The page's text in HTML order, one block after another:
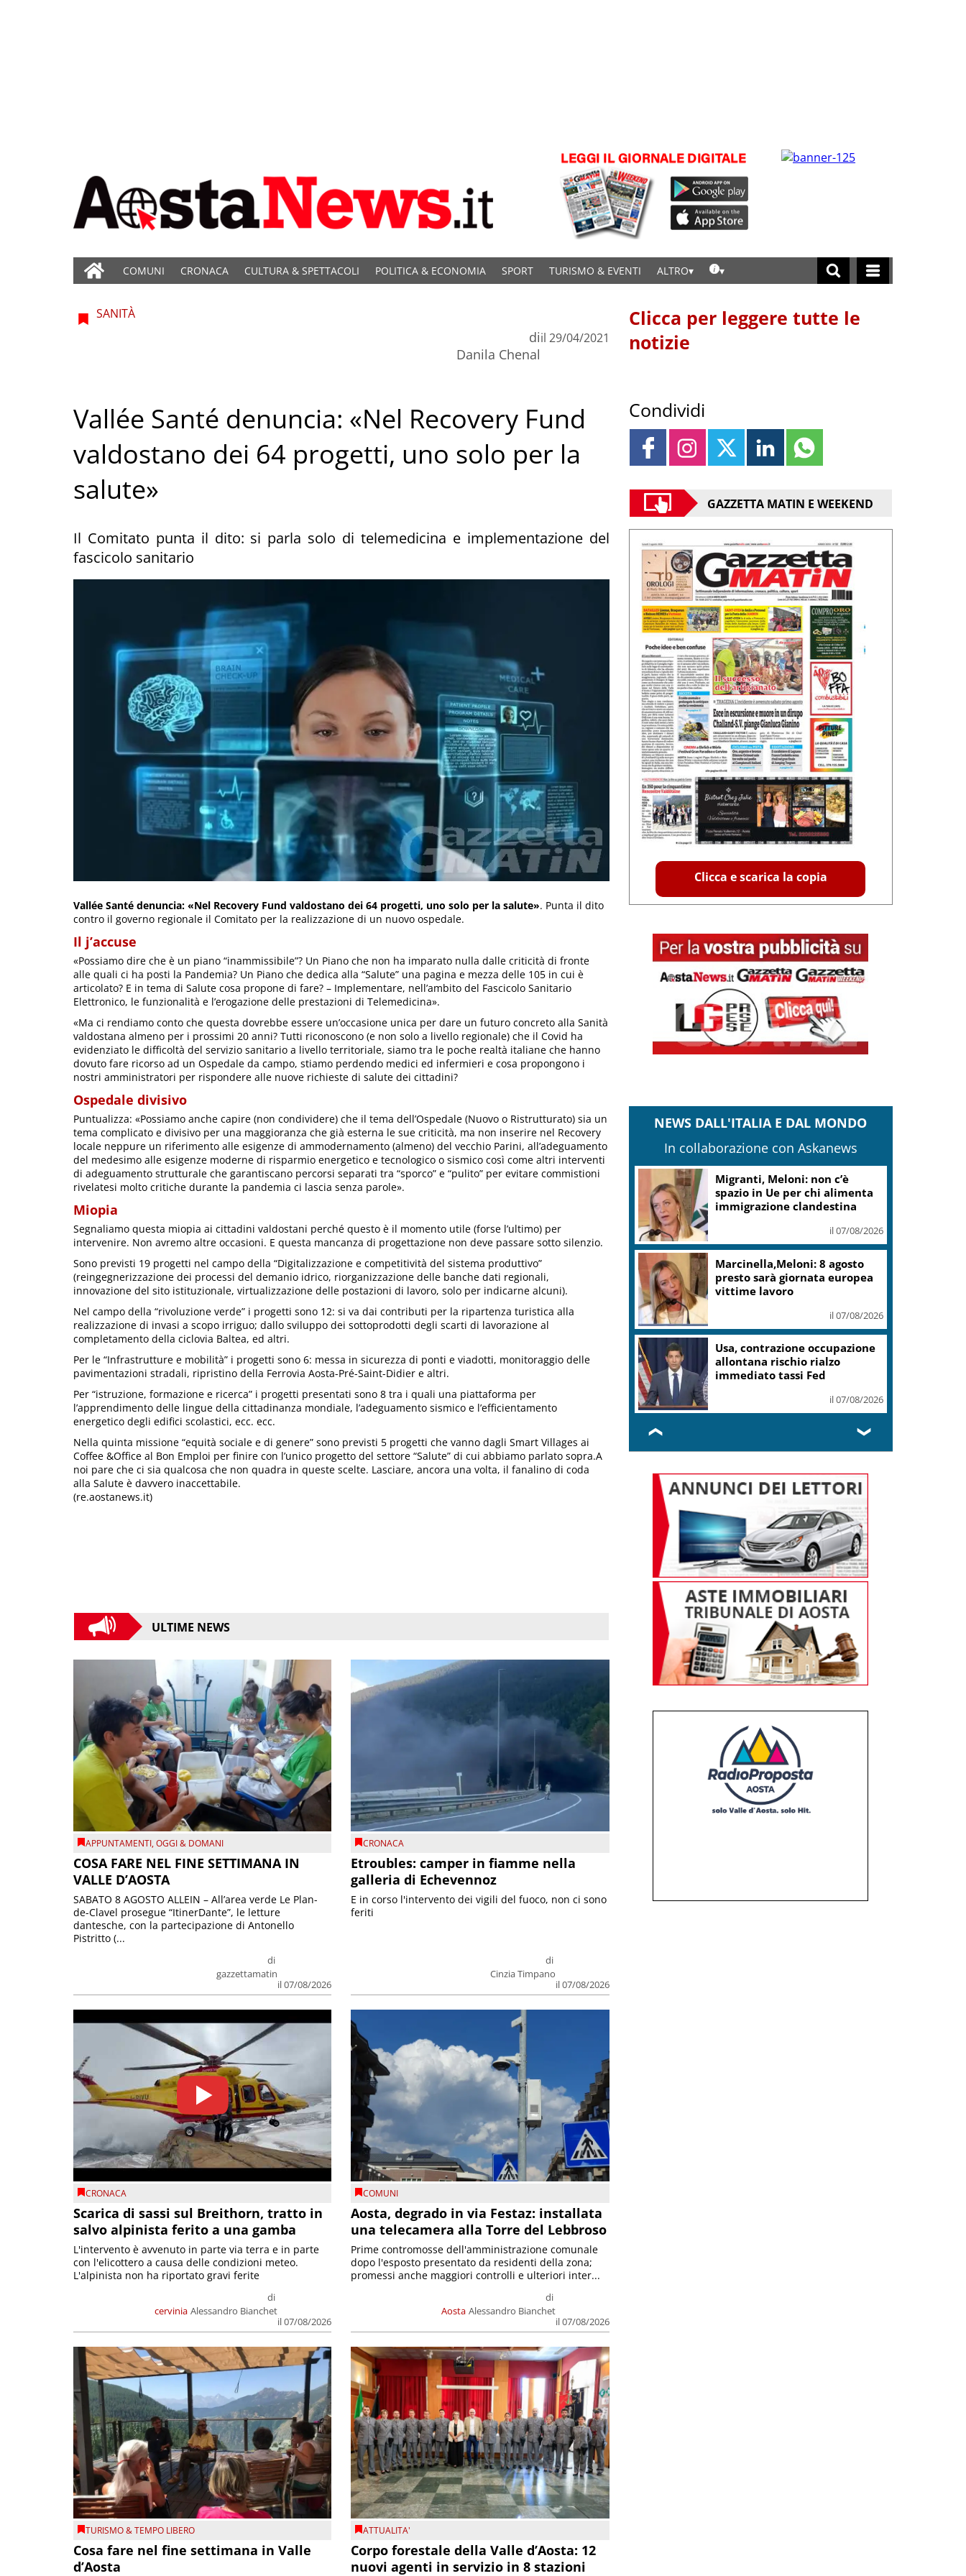
COMUNI CRONACA CULTURA & SPETTACOLI POLITICA & ECONOMIA SPORT TURISMO & EVENTI ALTRO
SANITÀ
di
Danila Chenal
il 29/04/2021
Vallée Santé denuncia: «Nel Recovery Fund
valdostano dei 64 progetti, uno solo per la
salute»
Il Comitato punta il dito: si parla solo di telemedicina e implementazione del
fascicolo sanitario
Vallée Santé denuncia: «Nel Recovery Fund valdostano dei 64 progetti, uno solo per la salute». Punta il dito
contro il governo regionale il Comitato per la realizzazione di un nuovo ospedale.
Il j’accuse
«Possiamo dire che è un piano “inammissibile”? Un Piano che non ha imparato nulla dalle criticità di fronte
alle quali ci ha posti la Pandemia? Un Piano che dedica alla “Salute” una pagina e mezza delle 105 in cui è
articolato? E in tema di Salute cosa propone di fare? – Implementare, nell’ambito del Fascicolo Sanitario
Elettronico, le funzionalità e l’erogazione delle prestazioni di Telemedicina».
«Ma ci rendiamo conto che questa dovrebbe essere un’occasione unica per dare un futuro concreto alla Sanità
valdostana almeno per i prossimi 20 anni? Tutti riconoscono (e non solo a livello regionale) che il Covid ha
evidenziato le difficoltà del servizio sanitario a livello territoriale, siamo tra le poche realtà italiane che hanno
dovuto fare ricorso ad un Ospedale da campo, stiamo perdendo medici ed infermieri e cosa propongono i
nostri amministratori per rispondere alle nuove richieste di salute dei cittadini?
Ospedale divisivo
Puntualizza: «Possiamo anche capire (non condividere) che il tema dell’Ospedale (Nuovo o Ristrutturato) sia un
tema complicato e divisivo per una maggioranza che già esterna le sue criticità, ma non inserire nel Recovery
locale neppure un riferimento alle esigenze di ammodernamento (almeno) del vecchio Parini, all’adeguamento
del medesimo alle esigenze moderne di risparmio energetico e tecnologico o sismico così come altri interventi
di adeguamento strutturale che garantiscano percorsi separati tra “sporco” e “pulito” per evitare commistioni
rivelatesi molto critiche durante la pandemia ci lascia senza parole».
Miopia
Segnaliamo questa miopia ai cittadini valdostani perché questo è il momento utile (forse l’ultimo) per
intervenire. Non avremo altre occasioni. E questa mancanza di progettazione non deve passare sotto silenzio.
Sono previsti 19 progetti nel campo della “Digitalizzazione e competitività del sistema produttivo”
(reingegnerizzazione dei processi del demanio idrico, riorganizzazione delle banche dati regionali,
innovazione del sito istituzionale, virtualizzazione delle postazioni di lavoro, solo per indicarne alcuni).
Nel campo della “rivoluzione verde” i progetti sono 12: si va dai contributi per la ripartenza turistica alla
realizzazione di invasi a scopo irriguo; dallo sviluppo dei sottoprodotti degli scarti di lavorazione al
completamento della ciclovia Baltea, ed altri.
Per le “Infrastrutture e mobilità” i progetti sono 6: messa in sicurezza di ponti e viadotti, monitoraggio delle
pavimentazioni stradali, ripristino della Ferrovia Aosta-Pré-Saint-Didier e altri.
Per “istruzione, formazione e ricerca” i progetti presentati sono 8 tra i quali una piattaforma per
l’apprendimento delle lingue della cittadinanza mondiale, l’adeguamento sismico e l’efficientamento
energetico degli edifici scolastici, ecc. ecc.
Nella quinta missione “equità sociale e di genere” sono previsti 5 progetti che vanno dagli Smart Villages ai
Coffee &Office al Bon Emploi per finire con l’unico progetto del settore “Salute” di cui abbiamo parlato sopra.A
noi pare che ci sia qualcosa che non quadra in queste scelte. Lasciare, ancora una volta, il fanalino di coda
alla Salute è davvero inaccettabile.
(re.aostanews.it)
ULTIME NEWS
APPUNTAMENTI,OGGI & DOMANI
COSA FARE NEL FINE SETTIMANA IN
VALLE D’AOSTA
di
gazzettamatin
il 07/08/2026
SABATO 8 AGOSTO ALLEIN – All’area verde Le Plan-
de-Clavel prosegue “ItinerDante”, le letture
dantesche, con la partecipazione di Antonello
Pistritto (...
CRONACA
Etroubles: camper in fiamme nella
galleria di Echevennoz
di
Cinzia Timpano
il 07/08/2026
E in corso l'intervento dei vigili del fuoco, non ci sono
feriti
CRONACA
Scarica di sassi sul Breithorn, tratto in
salvo alpinista ferito a una gamba
cervinia
di
Alessandro Bianchet
il 07/08/2026
L'intervento è avvenuto in parte via terra e in parte
con l'elicottero a causa delle condizioni meteo.
L'alpinista non ha riportato gravi ferite
COMUNI
Aosta, degrado in via Festaz: installata
una telecamera alla Torre del Lebbroso
Aosta
di
Alessandro Bianchet
il 07/08/2026
Prime contromosse dell'amministrazione comunale
dopo l'esposto presentato da residenti della zona;
promessi anche maggiori controlli e ulteriori inter...
TURISMO & TEMPO LIBERO
Cosa fare nel fine settimana in Valle
d’Aosta
ATTUALITA'
Corpo forestale della Valle d’Aosta: 12
nuovi agenti in servizio in 8 stazioni
Clicca per leggere tutte le
notizie
Condividi
GAZZETTA MATIN E WEEKEND
Clicca e scarica la copia
NEWS DALL'ITALIA E DAL MONDO
In collaborazione con Askanews
Emilia R., carabinieri: fermati 4 presunti
autori omicidio Nicola Musiani
Spin time Labs: fondi immobiliari non
possono vincere su città pubblica
Roggero, Salvini lo visita in
carcere: no pressioni su grazia,
profilo basso
❮ ❯